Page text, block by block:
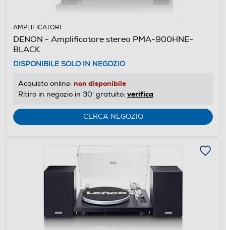
AMPLIFICATORI
DENON - Amplificatore stereo PMA-900HNE-
BLACK
DISPONIBILE SOLO IN NEGOZIO
Acquisto online: non disponibile
Ritiro in negozio in 30' gratuito: verifica
CERCA NEGOZIO